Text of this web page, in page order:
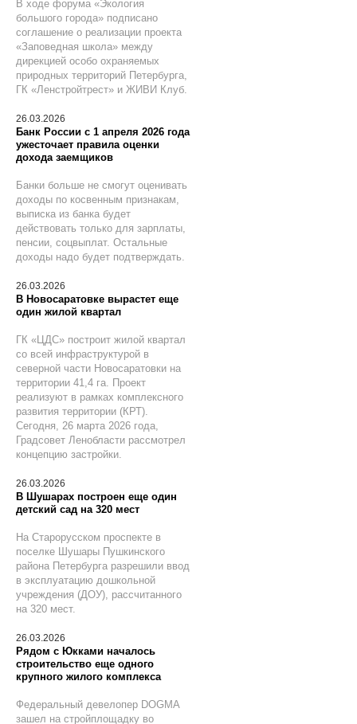
В ходе форума «Экология
большого города» подписано
соглашение о реализации проекта
«Заповедная школа» между
дирекцией особо охраняемых
природных территорий Петербурга,
ГК «Ленстройтрест» и ЖИВИ Клуб.
26.03.2026
Банк России с 1 апреля 2026 года
ужесточает правила оценки
дохода заемщиков
Банки больше не смогут оценивать
доходы по косвенным признакам,
выписка из банка будет
действовать только для зарплаты,
пенсии, соцвыплат. Остальные
доходы надо будет подтверждать.
26.03.2026
В Новосаратовке вырастет еще
один жилой квартал
ГК «ЦДС» построит жилой квартал
со всей инфраструктурой в
северной части Новосаратовки на
территории 41,4 га. Проект
реализуют в рамках комплексного
развития территории (КРТ).
Сегодня, 26 марта 2026 года,
Градсовет Ленобласти рассмотрел
концепцию застройки.
26.03.2026
В Шушарах построен еще один
детский сад на 320 мест
На Старорусском проспекте в
поселке Шушары Пушкинского
района Петербурга разрешили ввод
в эксплуатацию дошкольной
учреждения (ДОУ), рассчитанного
на 320 мест.
26.03.2026
Рядом с Юкками началось
строительство еще одного
крупного жилого комплекса
Федеральный девелопер DOGMA
зашел на стройплощадку во